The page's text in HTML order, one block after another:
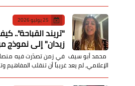
25 يوليو 2026
​"تريند القباحة"..
زيدان" إلى
محمد أبو سيف ​في زمن تصدّرت فيه
الإعلامي، لم يعد غريباً أن تنقلب المفاهيم